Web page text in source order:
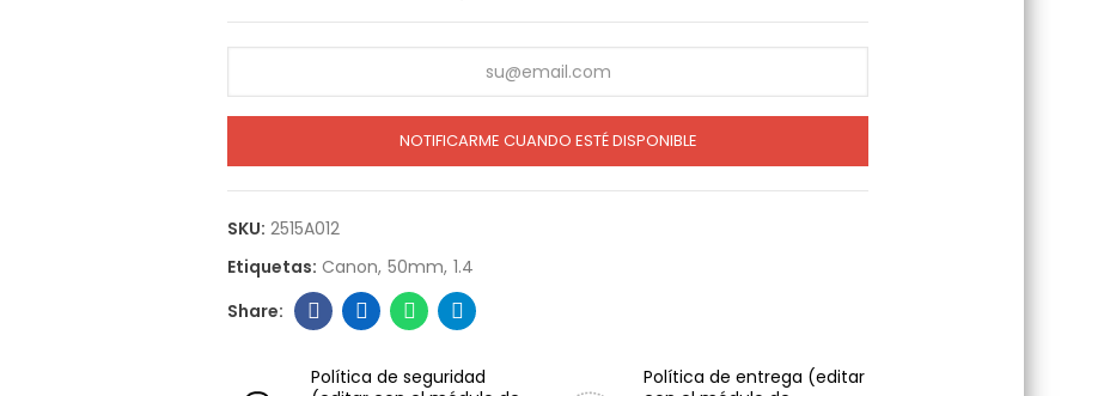
NOTIFICARME CUANDO ESTÉ DISPONIBLE
SKU: 2515A012
Etiquetas: Canon 50mm 1.4
Política de seguridad
Política de entrega (editar